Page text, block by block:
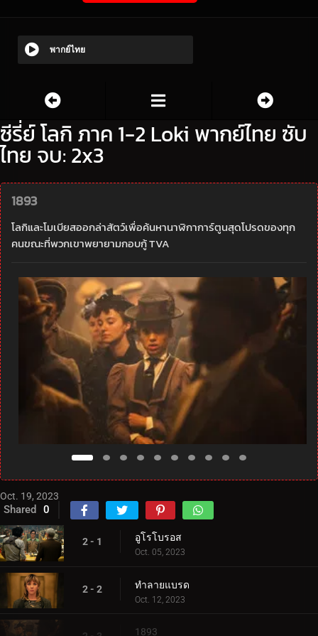
พากย์ไทย
ซีรี่ย์ โลกิ ภาค 1-2 Loki พากย์ไทย ซับ
ไทย จบ: 2x3
1893
โลกิและโมเบียสออกล่าสัตว์เพื่อค้นหานาฬิกาการ์ตูนสุดโปรดของทุก
คนขณะที่พวกเขาพยายามกอบกู้ TVA
Oct. 19, 2023
Shared 0
2 - 1 อูโรโบรอส
Oct. 05, 2023
2 - 2 ทำลายแบรด
Oct. 12, 2023
1893